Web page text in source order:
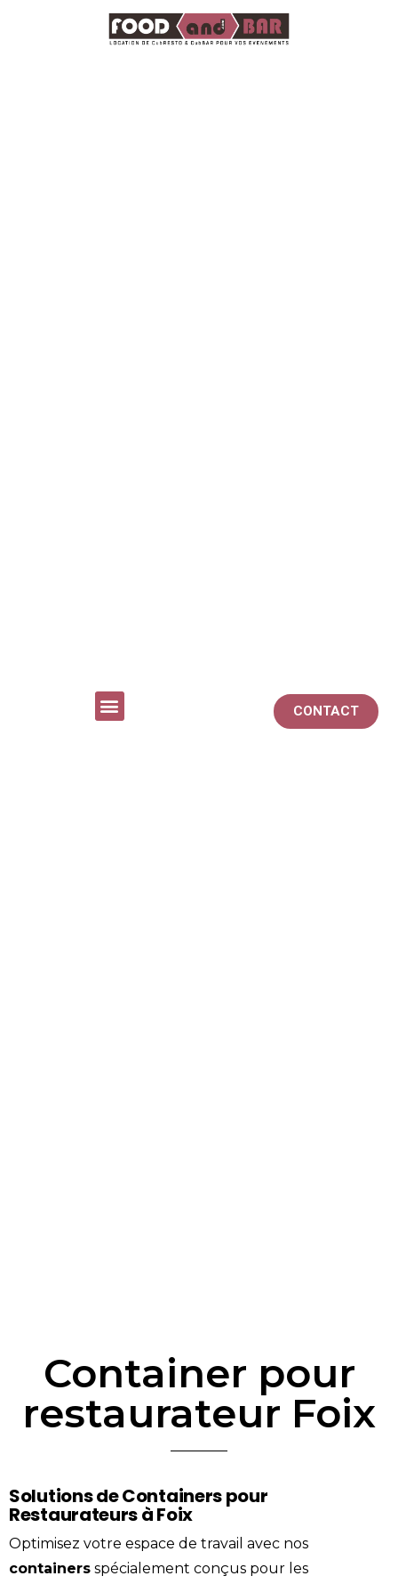
CONTACT
Container pour
restaurateur Foix
Solutions de Containers pour
Restaurateurs à Foix
Optimisez votre espace de travail avec nos
containers spécialement conçus pour les